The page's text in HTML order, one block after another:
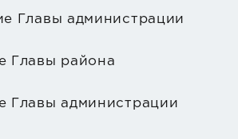
Главы администрации
Главы района
Главы администрации